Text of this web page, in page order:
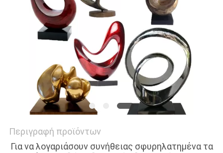
PRIVACY
POLICY
Περιγραφή προϊόντων
Για να λογαριάσουν συνήθειας σφυρηλατημένα τα